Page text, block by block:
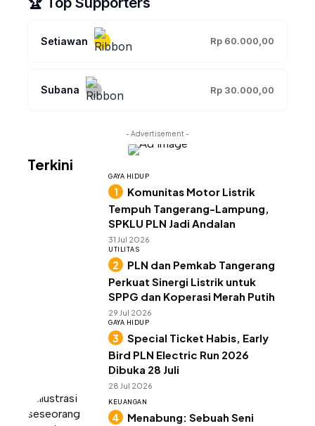
Setiawan Rp 60.000,00
Subana Rp 30.000,00
- Advertisement -
Terkini
GAYA HIDUP
Komunitas Motor Listrik
Tempuh Tangerang-Lampung,
SPKLU PLN Jadi Andalan
31 Jul 2026
UTILITAS
PLN dan Pemkab Tangerang
Perkuat Sinergi Listrik untuk
SPPG dan Koperasi Merah Putih
29 Jul 2026
GAYA HIDUP
Special Ticket Habis, Early
Bird PLN Electric Run 2026
Dibuka 28 Juli
28 Jul 2026
KEUANGAN
Menabung: Sebuah Seni